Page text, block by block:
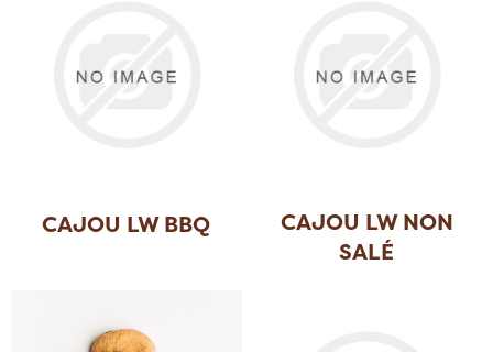
CAJOU LW BBQ
CAJOU LW NON
SALÉ